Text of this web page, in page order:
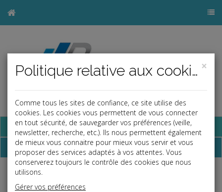
Base documentaire
Dépêches
Liste des dernières dépêches
×
Politique relative aux cookies
Comme tous les sites de confiance, ce site utilise des
cookies. Les cookies vous permettent de vous connecter
en tout sécurité, de sauvegarder vos préférences (veille,
newsletter, recherche, etc.). Ils nous permettent également
de mieux vous connaitre pour mieux vous servir et vous
proposer des services adaptés à vos attentes. Vous
conserverez toujours le contrôle des cookies que nous
utilisons.
Gérer vos préférences